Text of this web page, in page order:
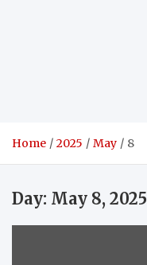
Home 2025 May 8
Day: May 8, 2025